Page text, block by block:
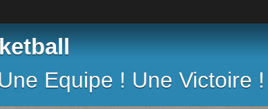
Equipe ! Une Victoire !